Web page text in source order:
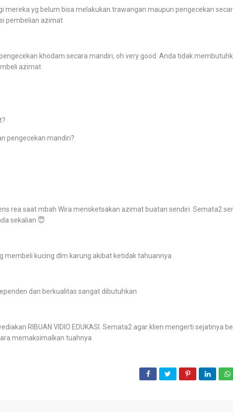
mereka yg belum bisa melakukan trawangan maupun pengecekan
pembelian azimat
khodam secara mandiri, oh very good. Anda tidak
azimat
pengecekan mandiri?
rea saat mbah Wira mensketsakan azimat buatan sendiri. Semata2
sekalian 😇
membeli kucing dlm karung akibat ketidak tahuannya
dan berkualitas sangat dibutuhkan
RIBUAN VIDIO EDUKASI. Semata2 agar klien mengerti sejatinya
memaksimalkan tuahnya